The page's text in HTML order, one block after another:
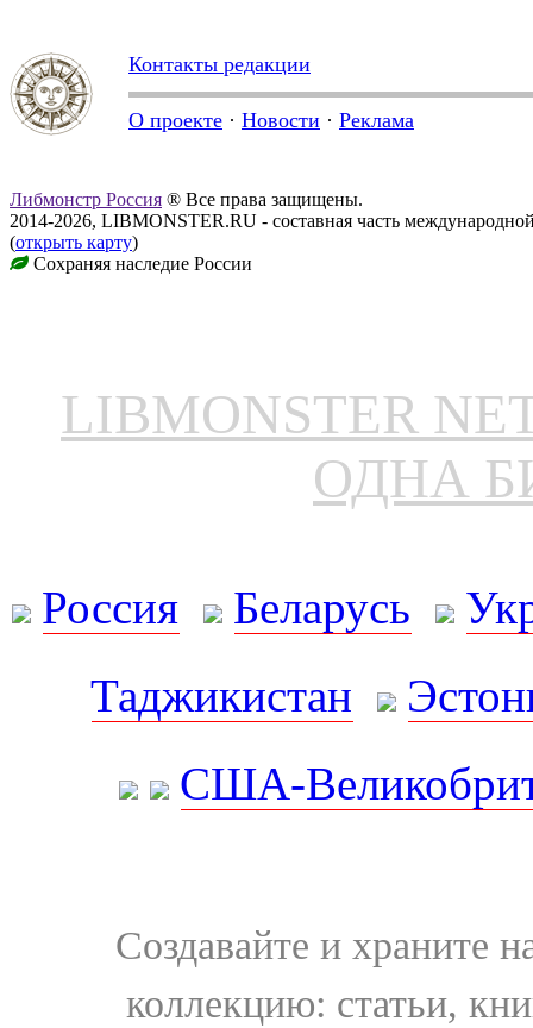
Контакты редакции
О проекте · Новости · Реклама
Либмонстр Россия ® Все права защищены.
2014-2026, LIBMONSTER.RU - составная часть
(открыть карту)
Сохраняя наследие России
LIBMONSTER
ОДНА
Россия Беларусь
Таджикистан
США-
Создавайте и храните
коллекцию: статьи,